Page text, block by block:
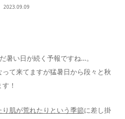
2023.09.09
暑い日が続く予報ですね…。
て来てますが猛暑日から段々と秋
！
り肌が荒れたりという季節に差し掛